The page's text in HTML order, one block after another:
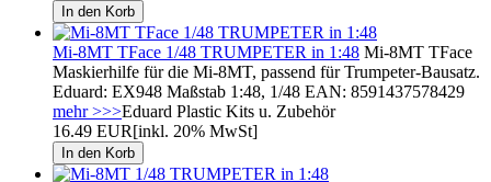
Mi-8MT TFace 1/48 TRUMPETER in 1:48 Mi-8MT TFace
Maskierhilfe für die Mi-8MT, passend für Trumpeter-Bausatz.
Eduard: EX948 Maßstab 1:48, 1/48 EAN: 8591437578429
mehr >>>Eduard Plastic Kits u. Zubehör
16.49 EUR[inkl. 20% MwSt]